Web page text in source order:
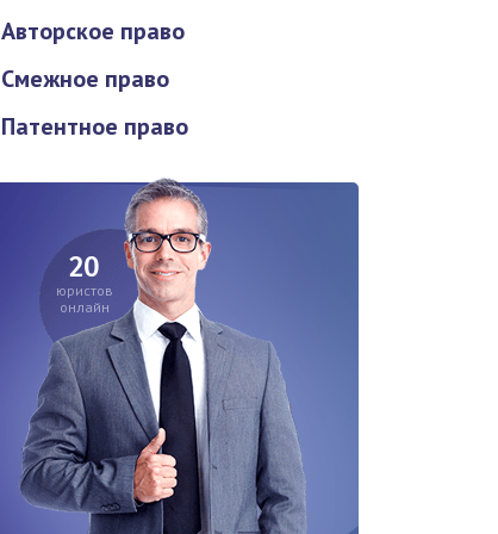
Авторское право
Смежное право
Патентное право
20
юристов
онлайн